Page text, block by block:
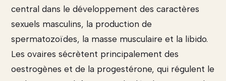
central dans le développement des caractères
sexuels masculins, la production de
spermatozoïdes, la masse musculaire et la libido.
Les ovaires sécrètent principalement des
oestrogènes et de la progestérone, qui régulent le